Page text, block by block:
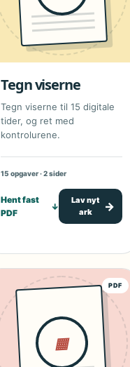
Tegn viserne
Tegn viserne til 15 digitale
tider, og ret med
kontrolurene.
15 opgaver · 2 sider
Hent fast
PDF
↓
Lav nyt
ark
→
PDF
▦